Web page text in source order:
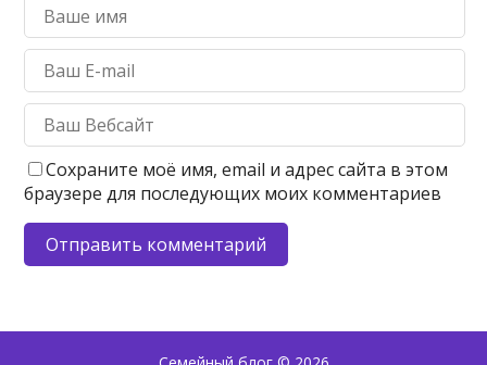
Сохраните моё имя, email и адрес сайта в этом
браузере для последующих моих комментариев